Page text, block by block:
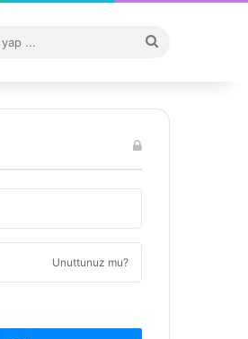
...
Unuttunuz mu?